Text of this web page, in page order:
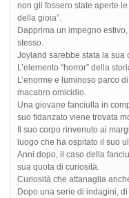
non gli fossero state aperte
della gioia”.
Dapprima un impegno
stesso.
Joyland sarebbe stata la sua
L’elemento “horror” della
L’enorme e luminoso parco
macabro omicidio.
Una giovane fanciulla in
suo fidanzato viene trovata
Il suo corpo rinvenuto ai
luogo che ha ospitato il suo
Anni dopo, il caso della
sua quota di curiosità.
Curiosità che attanaglia
Dopo una serie di indagini,